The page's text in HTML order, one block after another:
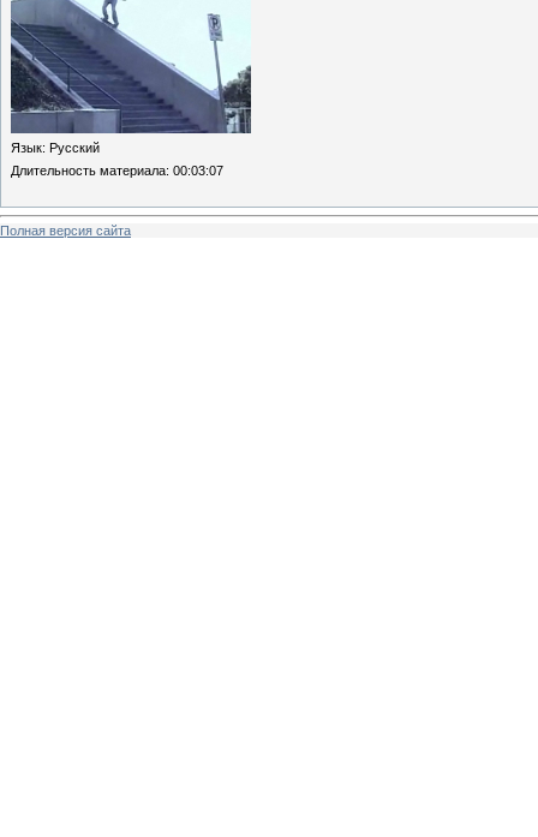
Язык: Русский
Длительность материала: 00:03:07
Полная версия сайта